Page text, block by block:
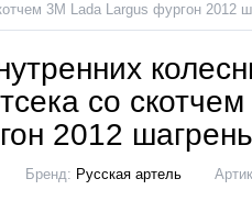
3М Lada Largus фургон 2012
со
2012
Бренд: Русская артель